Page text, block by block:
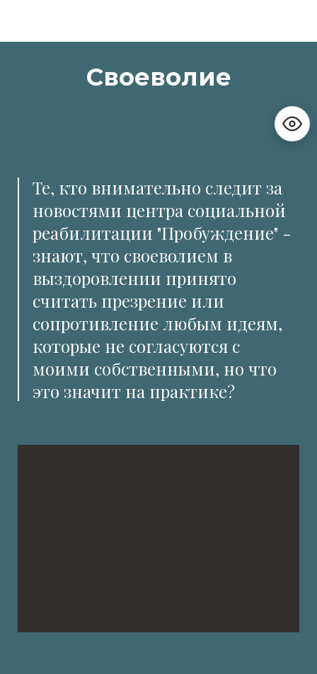
Своеволие
Те, кто внимательно следит за
новостями центра социальной
реабилитации "Пробуждение" -
знают, что своеволием в
выздоровлении принято
считать презрение или
сопротивление любым идеям,
которые не согласуются с
моими собственными, но что
это значит на практике?